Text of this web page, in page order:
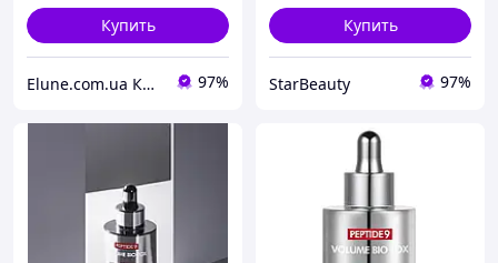
Купить
Elune.com.ua Косметика и Духи 97%
Купить
StarBeauty 97%